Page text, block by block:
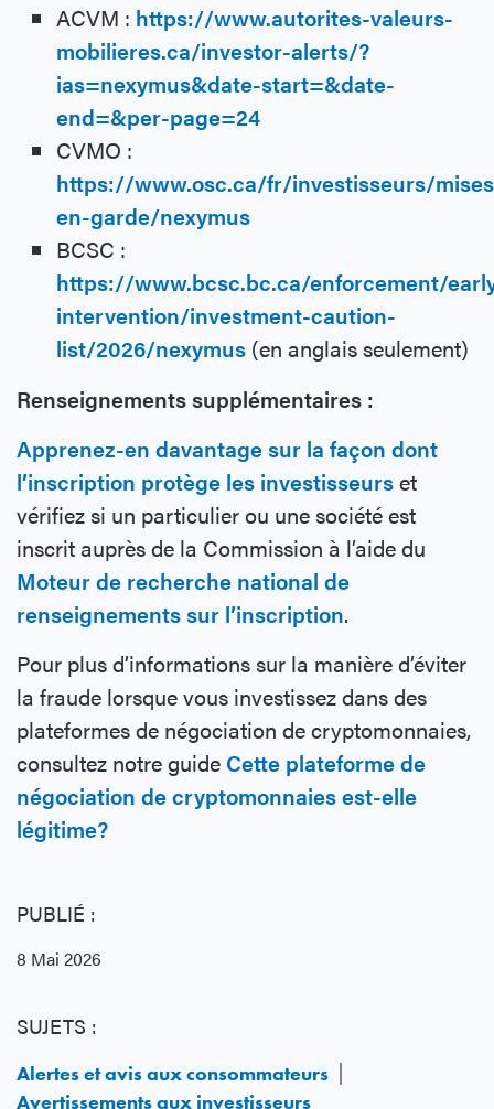
PUBLIÉ :
8 Mai 2026
SUJETS :
Alertes et avis aux consommateurs
Avertissements aux investisseurs
ACVM : https://www.autorites-valeurs-
mobilieres.ca/investor-alerts/?
ias=nexymus&date-start=&date-
end=&per-page=24
CVMO :
https://www.osc.ca/fr/investisseurs/
en-garde/nexymus
BCSC :
https://www.bcsc.bc.ca/enforcement/
intervention/investment-caution-
list/2026/nexymus (en anglais seulement)
Renseignements supplémentaires :
Apprenez-en davantage sur la façon dont
l’inscription protège les investisseurset
vérifiez si un particulier ou une société est
inscrit auprès de la Commission à l’aide du
Moteur de recherche national de
renseignements sur l’inscription.
Pour plus d’informations sur la manière d’éviter
la fraude lorsque vous investissez dans des
plateformes de négociation de cryptomonnaies,
consultez notre guide Cette plateforme de
négociation de cryptomonnaies est-elle
légitime?